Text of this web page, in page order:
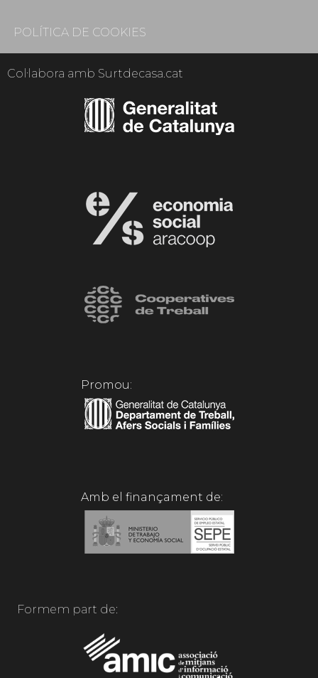
POLÍTICA DE COOKIES
Col·labora amb Surtdecasa.cat
Promou:
Amb el finançament de:
Formem part de: